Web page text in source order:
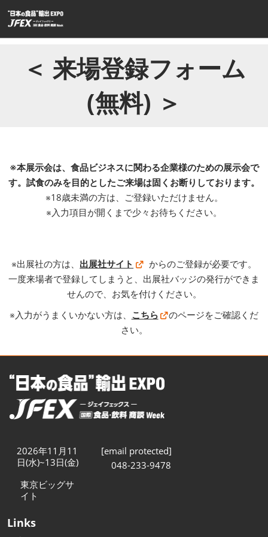
キ
ッ
＜ 来場登録フォーム
(無料) ＞
※本展示会は、食品ビジネスに関わる企業様のための展示会で
す。試食のみを目的としたご来場は固くお断りしております。
※18歳未満の方は、ご登録いただけません。
※入力項目が開くまで少々お待ちください。
※出展社の方は、 出展社サイト
からのご登録が必要です。
一度来場者で登録してしまうと、出展社バッジの発行ができま
せんので、お気を付けください。
※入力がうまくいかない方は、 こちら
のページをご確認くだ
さい。
2026年11月11
日(水)~13日(金)
東京ビッグサ
イト
[email protected]
048-233-9478
Links